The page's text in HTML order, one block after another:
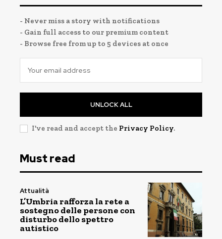
- Never miss a story with notifications
- Gain full access to our premium content
- Browse free from up to 5 devices at once
UNLOCK ALL
I've read and accept the Privacy Policy.
Must read
Attualità
L’Umbria rafforza la rete a
sostegno delle persone con
disturbo dello spettro
autistico